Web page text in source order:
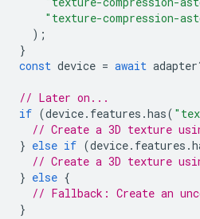
"texture-compression-
);
}
const device = await adapter
// Later on...
if (device. features .has(
// Create a 3D texture
} else if (device. features .
// Create a 3D texture
} else {
// Fallback: Create an
}